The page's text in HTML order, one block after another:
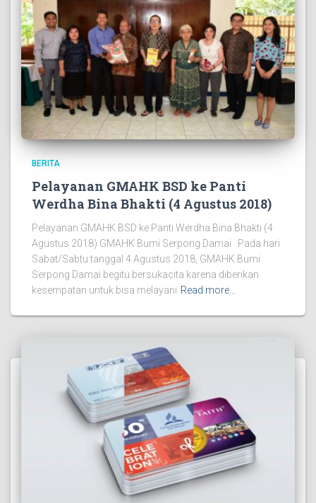
BERITA
Pelayanan GMAHK BSD ke Panti
Werdha Bina Bhakti (4 Agustus 2018)
Pelayanan GMAHK BSD ke Panti Werdha Bina Bhakti (4
Agustus 2018) GMAHK Bumi Serpong Damai Pada hari
Sabat/Sabtu tanggal 4 Agustus 2018, GMAHK Bumi
Serpong Damai begitu bersukacita karena diberikan
kesempatan untuk bisa melayani Read more…